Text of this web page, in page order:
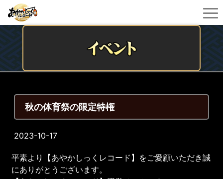
秋の体育祭の限定特権
2023-10-17
平素より【あやかしっくレコード】をご愛顧いただき誠
にありがとうございます。